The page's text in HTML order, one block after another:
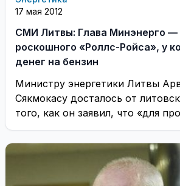
17 мая 2012
СМИ Литвы: Глава Минэнерго —
роскошного «Роллс-Ройса», у которого нет
денег на бензин
Министру энергетики Литвы
Сякмокасу досталось от
того, как он заявил, что «для
референдума по строительству